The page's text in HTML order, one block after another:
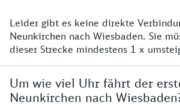
Leider gibt es keine direkte
Neunkirchen nach Wiesbaden. Sie
dieser Strecke mindestens 1 x
Um wie viel Uhr fährt der
Neunkirchen nach